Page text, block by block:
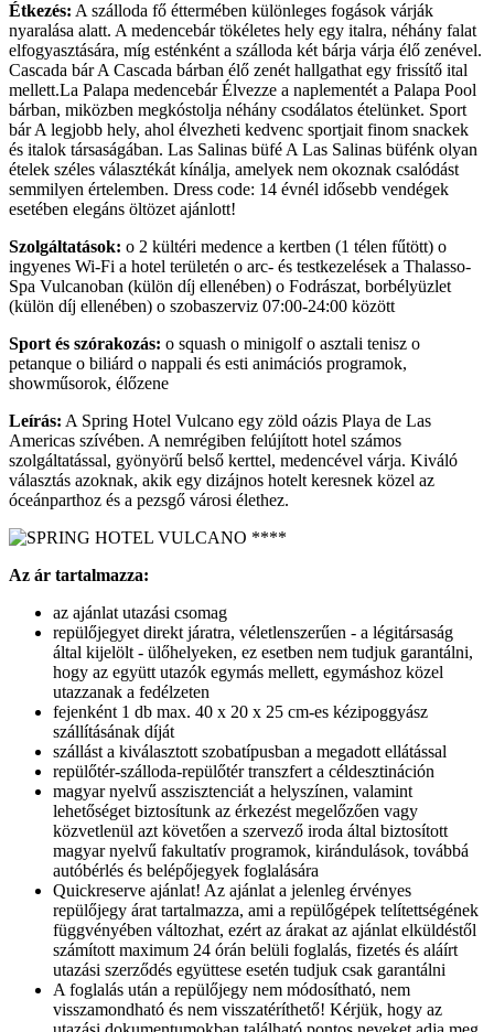
Étkezés: A szálloda fő éttermében különleges fogások várják
nyaralása alatt. A medencebár tökéletes hely egy italra, néhány falat
elfogyasztására, míg esténként a szálloda két bárja várja élő zenével.
Cascada bár A Cascada bárban élő zenét hallgathat egy frissítő ital
mellett.La Palapa medencebár Élvezze a naplementét a Palapa Pool
bárban, miközben megkóstolja néhány csodálatos ételünket. Sport
bár A legjobb hely, ahol élvezheti kedvenc sportjait finom snackek
és italok társaságában. Las Salinas büfé A Las Salinas büfénk olyan
ételek széles választékát kínálja, amelyek nem okoznak csalódást
semmilyen értelemben. Dress code: 14 évnél idősebb vendégek
esetében elegáns öltözet ajánlott!
Szolgáltatások: o 2 kültéri medence a kertben (1 télen fűtött) o
ingyenes Wi-Fi a hotel területén o arc- és testkezelések a Thalasso-
Spa Vulcanoban (külön díj ellenében) o Fodrászat, borbélyüzlet
(külön díj ellenében) o szobaszerviz 07:00-24:00 között
Sport és szórakozás: o squash o minigolf o asztali tenisz o
petanque o biliárd o nappali és esti animációs programok,
showműsorok, élőzene
Leírás: A Spring Hotel Vulcano egy zöld oázis Playa de Las
Americas szívében. A nemrégiben felújított hotel számos
szolgáltatással, gyönyörű belső kerttel, medencével várja. Kiváló
választás azoknak, akik egy dizájnos hotelt keresnek közel az
óceánparthoz és a pezsgő városi élethez.
Az ár tartalmazza:
az ajánlat utazási csomag
repülőjegyet direkt járatra, véletlenszerűen - a légitársaság
által kijelölt - ülőhelyeken, ez esetben nem tudjuk garantálni,
hogy az együtt utazók egymás mellett, egymáshoz közel
utazzanak a fedélzeten
fejenként 1 db max. 40 x 20 x 25 cm-es kézipoggyász
szállításának díját
szállást a kiválasztott szobatípusban a megadott ellátással
repülőtér-szálloda-repülőtér transzfert a céldesztináción
magyar nyelvű asszisztenciát a helyszínen, valamint
lehetőséget biztosítunk az érkezést megelőzően vagy
közvetlenül azt követően a szervező iroda által biztosított
magyar nyelvű fakultatív programok, kirándulások, továbbá
autóbérlés és belépőjegyek foglalására
Quickreserve ajánlat! Az ajánlat a jelenleg érvényes
repülőjegy árat tartalmazza, ami a repülőgépek telítettségének
függvényében változhat, ezért az árakat az ajánlat elküldéstől
számított maximum 24 órán belüli foglalás, fizetés és aláírt
utazási szerződés együttese esetén tudjuk csak garantálni
A foglalás után a repülőjegy nem módosítható, nem
visszamondható és nem visszatéríthető! Kérjük, hogy az